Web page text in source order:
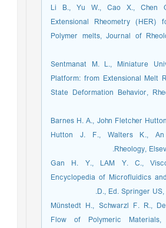
5. Li B., Yu W., Cao X., Chen
Extensional Rheometry (HER)
Polymer melts, Journal of
6. Sentmanat M. L., Miniature
Platform: from Extensional Melt
State Deformation Behavior,
7. Barnes H. A., John Fletcher
Hutton J. F., Walters K.,
Rheology,
8. Gan H. Y., LAM Y. C.,
Encyclopedia of Microfluidics
D., Ed. Springer
9. Münstedt H., Schwarzl F. R.,
Flow of Polymeric